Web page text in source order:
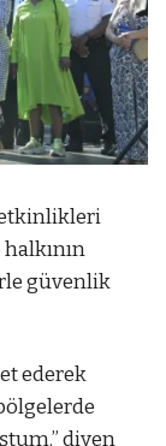
etkinlikleri
güvenlik
ederek
diyen